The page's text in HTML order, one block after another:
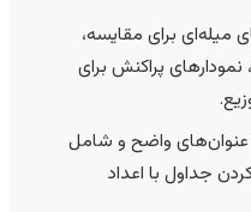
برای مقایسه،
پراکنش برای
واضح و شامل
با اعداد